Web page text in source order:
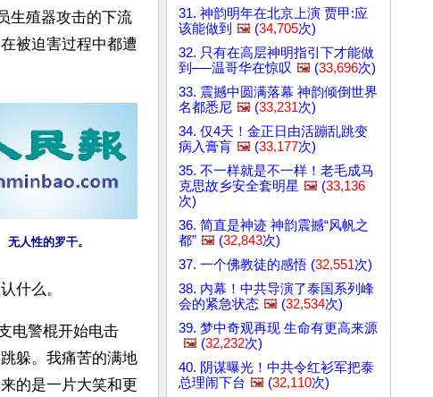
生殖器攻击的下流
被迫害过程中都遭
无人性的罗干。
什么。
电警棍开始电击
躲。我痛苦的满地
的是一片大笑和更
31. 神韵明年在北京上演 贾甲:应
该能做到 🖼️ (34,705次)
32. 只有在高层神明指引下才能做
到──温哥华在惊叹 🖼️ (33,696次)
33. 震撼中圆满落幕 神韵倾倒世界
名都悉尼 🖼️ (33,231次)
34. 仅4天！金正日由活蹦乱跳变
病入膏肓 🖼️ (33,177次)
35. 不一样就是不一样！老毛成马
克思故乡安全套明星 🖼️ (33,136
次)
36. 简直是神迹 神韵震撼“风帆之
都” 🖼️ (32,843次)
37. 一个佛教徒的感悟 (32,551次)
38. 内幕！中共导演了泰国系列峰
会的紧急状态 🖼️ (32,534次)
39. 梦中奇观再现 生命有更高来源
🖼️ (32,232次)
40. 阴谋曝光！中共令红衫军把泰
总理闹下台 🖼️ (32,110次)